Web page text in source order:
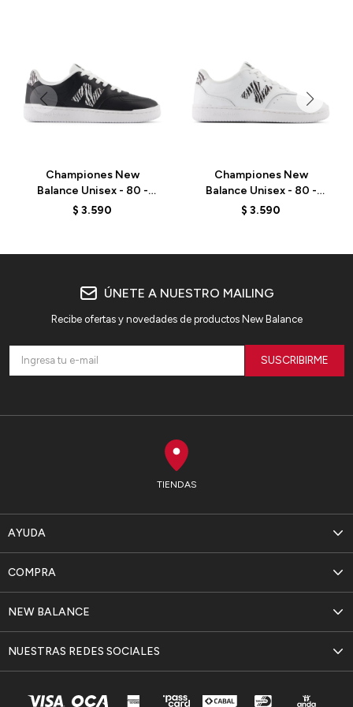
Championes New
Balance Unisex - 80 -
BBW80APR - BLACK
$ 3.590
Championes New
Balance Unisex - 80 -
BBW80APB - OPTIC
$ 3.590
TIENDAS
AYUDA
NEW BALANCE
COMPRA
NUESTRAS REDES SOCIALES
ÚNETE A NUESTRO MAILING
Recibe ofertas y novedades de productos New Balance
SUSCRIBIRME